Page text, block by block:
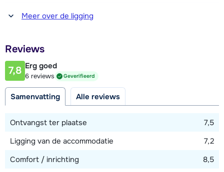
Afstand tot winkel(s)
750 meter
50 meter
Afstand tot piste
20 meter
50 meter
Meer over de ligging
Reviews
7,8 Erg goed
6 reviews Geverifieerd
Samenvatting Alle reviews
Ontvangst ter plaatse
7,5
Ligging van de accommodatie
7,2
Comfort / inrichting
8,5